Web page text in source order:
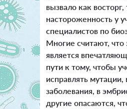
вызвало как восторг,
настороженность у
специалистов по
Многие считают, что
является
пути к тому, чтобы
исправлять
заболевания, в
другие опасаются,